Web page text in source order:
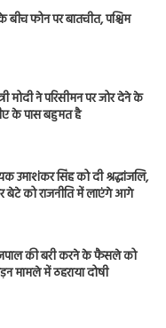
फोन पर बातचीत, पश्चिम
मोदी ने परिसीमन पर जोर देने के
के पास बहुमत है
उमाशंकर सिंह को दी श्रद्धांजलि,
बेटे को राजनीति में लाएंगे आगे
की बरी करने के फैसले को
मामले में ठहराया दोषी